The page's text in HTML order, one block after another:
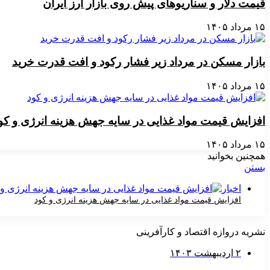
قیمت دلار و سناریوهای پیش روی بازار ارز ایران
۱۵ مرداد ۱۴۰۵
بازار مسکن در مرداد زیر فشار رکود و افت قدرت خرید
۱۵ مرداد ۱۴۰۵
افزایش قیمت مواد غذایی در سایه جهش هزینه انرژی و
۱۵ مرداد ۱۴۰۵
همچنین بخوانید
بستن
اخبار
افزایش قیمت مواد غذایی در سایه جهش هزینه انرژی و کود
نشریه دروازه اقتصاد و کارآفرینی
۲ اردیبهشت ۱۴۰۳